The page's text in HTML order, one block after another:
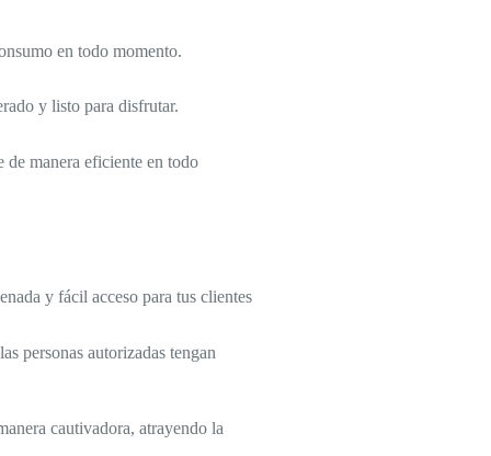
en todo momento.
y listo para disfrutar.
de manera eficiente en todo
y fácil acceso para tus clientes
personas autorizadas tengan
cautivadora, atrayendo la